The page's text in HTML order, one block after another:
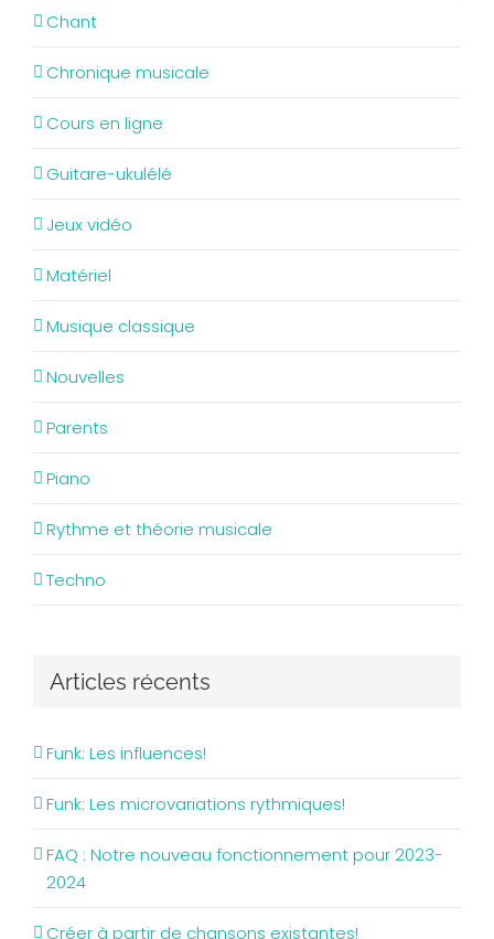
Chant
Chronique musicale
Cours en ligne
Guitare-ukulélé
Jeux vidéo
Matériel
Musique classique
Nouvelles
Parents
Piano
Rythme et théorie musicale
Techno
Articles récents
Funk: Les influences!
Funk: Les microvariations rythmiques!
FAQ : Notre nouveau fonctionnement pour 2023-
2024
Créer à partir de chansons existantes!